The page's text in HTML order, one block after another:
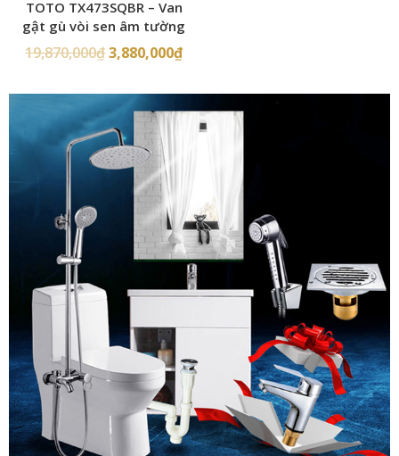
TOTO TX473SQBR – Van
gật gù vòi sen âm tường
19,870,000₫3,880,000₫